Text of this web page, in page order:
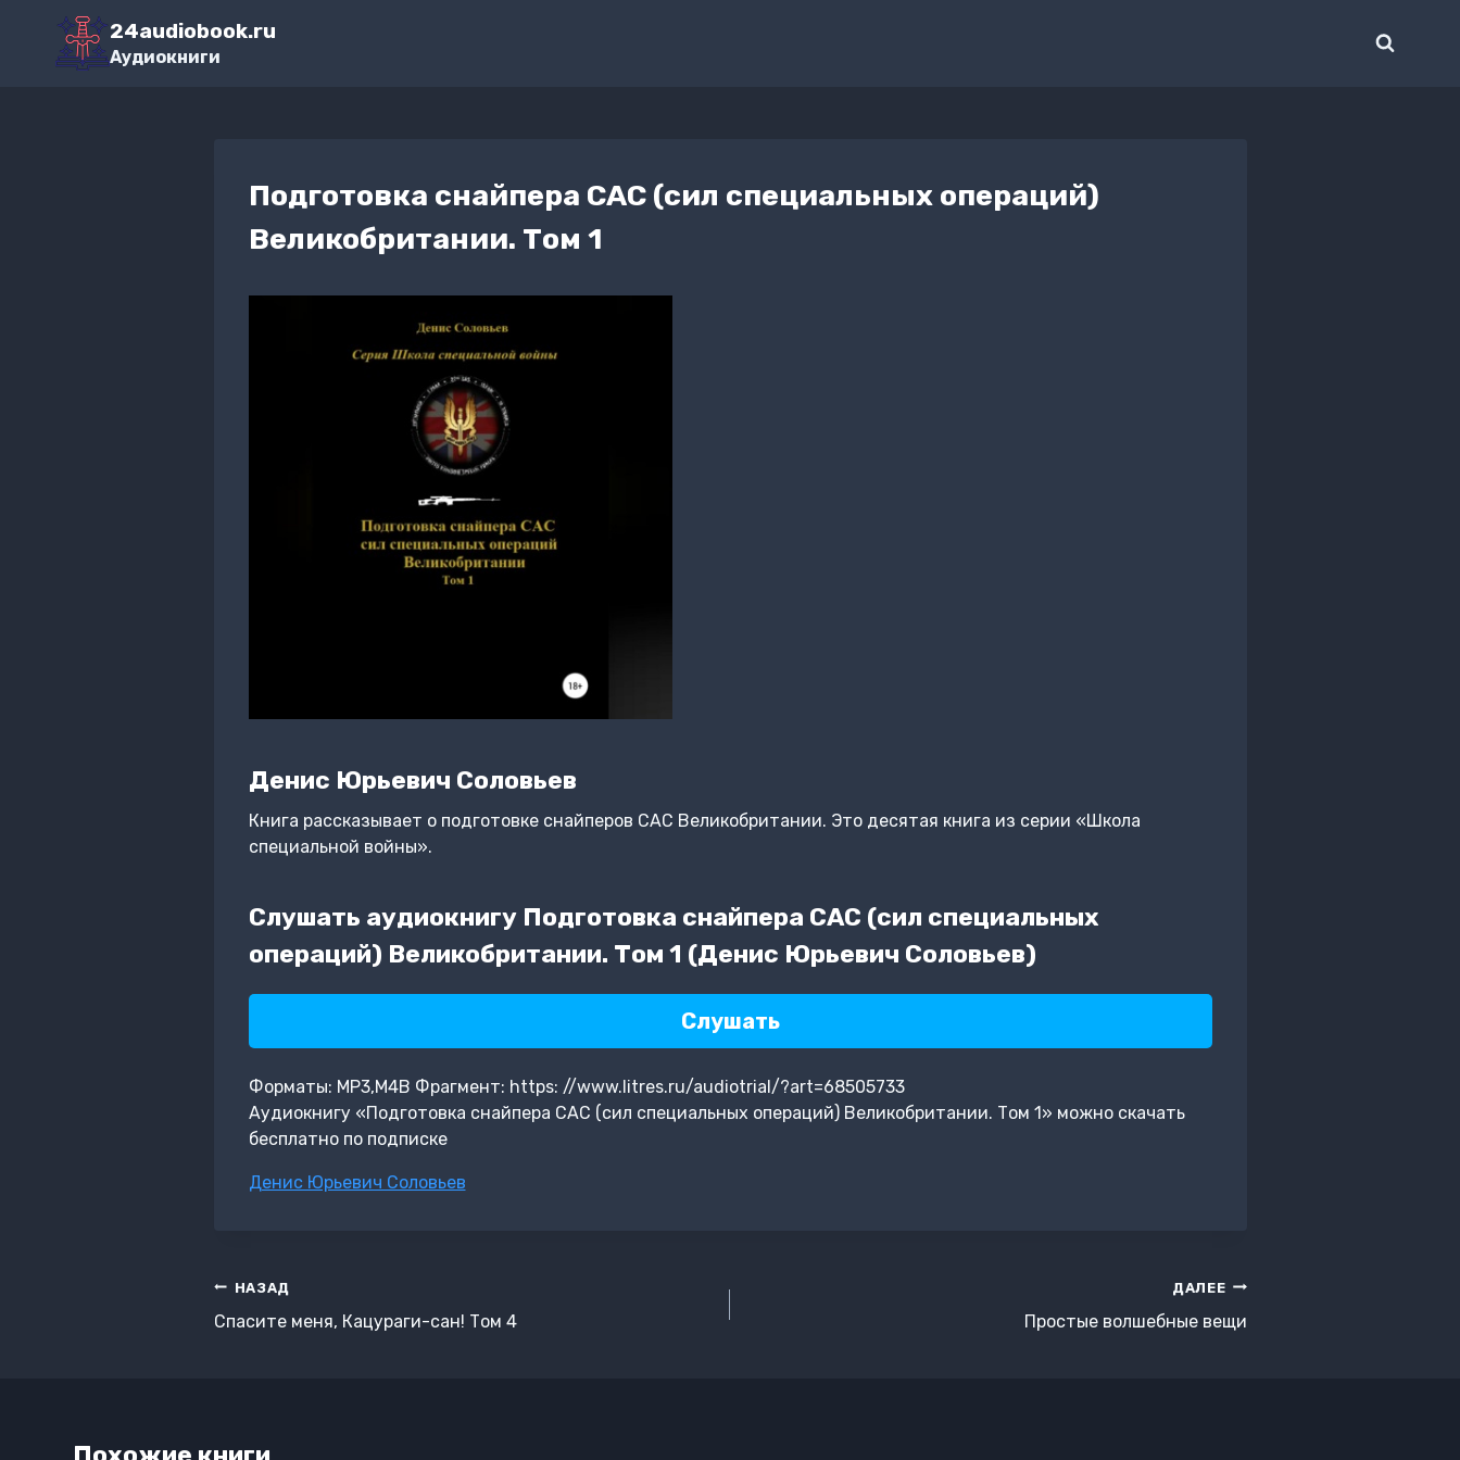
Перейти
содержимому
24audiobook.ru
Аудиокниги
Подготовка снайпера САС (сил специальных операций)
Великобритании. Том 1
Денис Юрьевич Соловьев
Книга рассказывает о подготовке снайперов САС Великобритании. Это десятая книга из серии «Школа
специальной войны».
Слушать аудиокнигу Подготовка снайпера САС (сил специальных
операций) Великобритании. Том 1 (Денис Юрьевич Соловьев)
Слушать
Форматы: MP3,M4B Фрагмент: https: //www.litres.ru/audiotrial/?art=68505733
Аудиокнигу «Подготовка снайпера САС (сил специальных операций) Великобритании. Том 1» можно скачать
бесплатно по подписке
Метки
Денис Юрьевич Соловьев
Навигация
по
НАЗАД
Спасите меня, Кацураги-сан! Том 4
ДАЛЕЕ
Простые волшебные вещи